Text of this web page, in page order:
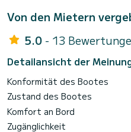
Von den Mietern
5.0 - 13
Detailansicht der
Konformität des Bootes
Zustand des Bootes
Komfort an Bord
Zugänglichkeit